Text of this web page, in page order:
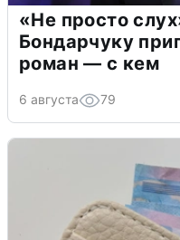
«Не просто
Бондарчуку
роман — с кем
6 августа 79